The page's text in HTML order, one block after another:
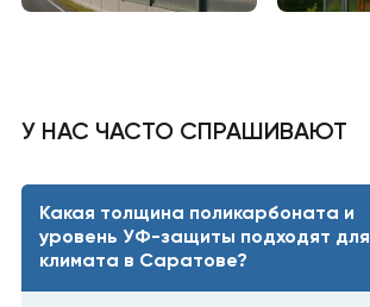
У НАС ЧАСТО СПРАШИВАЮТ
Какая толщина поликарбоната и
уровень УФ-защиты подходят для
климата в Саратове?